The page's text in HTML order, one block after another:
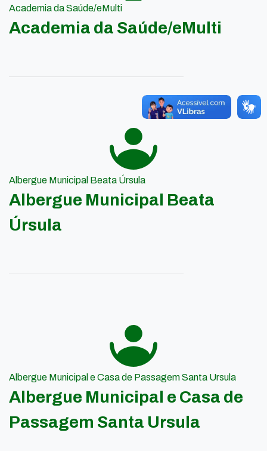
Academia da Saúde/eMulti
Academia da Saúde/eMulti
Albergue Municipal Beata Úrsula
Albergue Municipal Beata
Úrsula
Albergue Municipal e Casa de Passagem Santa Ursula
Albergue Municipal e Casa de
Passagem Santa Ursula